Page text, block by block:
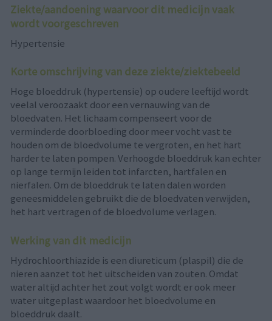
Ziekte/aandoening waarvoor dit medicijn vaak
wordt voorgeschreven
Hypertensie
Korte omschrijving van deze ziekte/ziektebeeld
Hoge bloeddruk (hypertensie) op oudere leeftijd wordt
veelal veroozaakt door een vernauwing van de
bloedvaten. Het lichaam compenseert voor de
verminderde doorbloeding door meer vocht vast te
houden om de bloedvolume te vergroten, en het hart
harder te laten pompen. Verhoogde bloeddruk kan echter
op lange termijn leiden tot infarcten, hartfalen en
nierfalen. Om de bloeddruk te laten dalen worden
geneesmiddelen gebruikt die de bloedvaten verwijden,
het hart vertragen of de bloedvolume verlagen.
Werking van dit medicijn
Hydrochloorthiazide is een diureticum (plaspil) die de
nieren aanzet tot het uitscheiden van zouten. Omdat
water altijd achter het zout volgt wordt er ook meer
water uitgeplast waardoor het bloedvolume en
bloeddruk daalt.